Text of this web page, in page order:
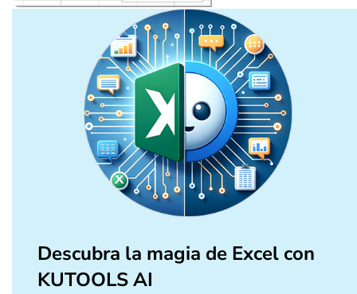
Descubra la magia de Excel con
KUTOOLS AI